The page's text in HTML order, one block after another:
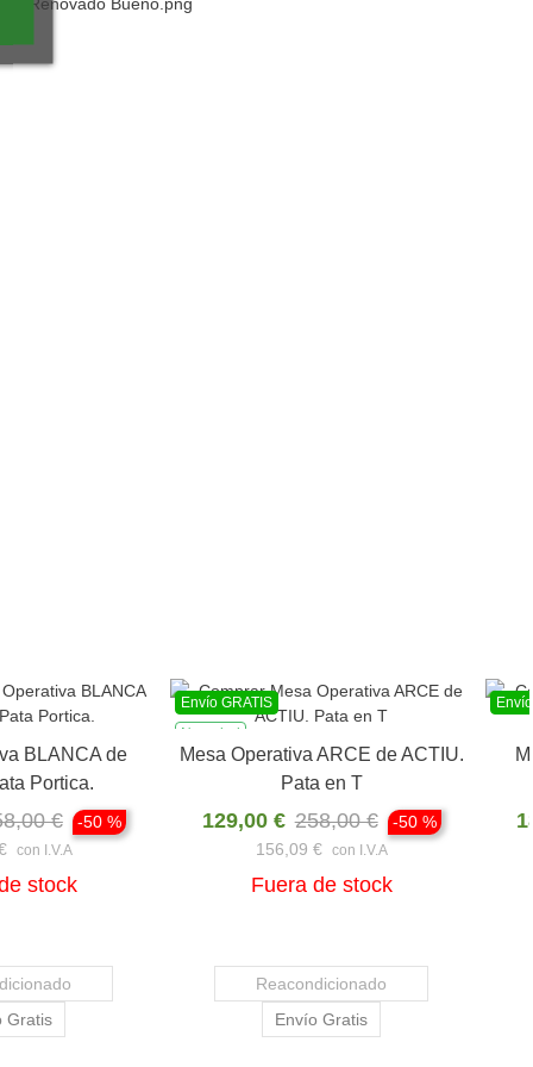
BLANCA de
€
-50 %
con I.V.A
stock
Envío GRATIS
Novedad
Ver producto
Mesa Operativa de FORMA 5.
Pata Portica
179,00 € 358,00 €
-50 %
216,59 €
con I.V.A
unidades en stock
Reacondicionado
Envío